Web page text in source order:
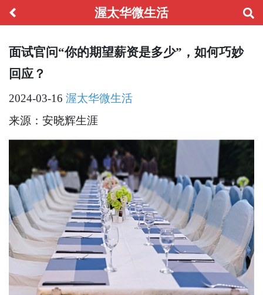
渥太华微生活
面试官问“你的期望薪资是多少”，如何巧妙
回应？
2024-03-16 渥太华微生活
来源：安晓辉生涯